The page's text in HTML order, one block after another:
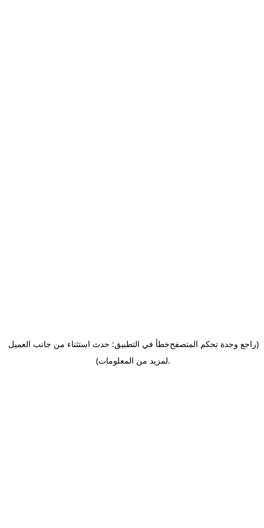
خطأ في التطبيق: حدث استثناء من جانب العميل(راجع وحدة تحكم المتصفح
لمزيد من المعلومات).